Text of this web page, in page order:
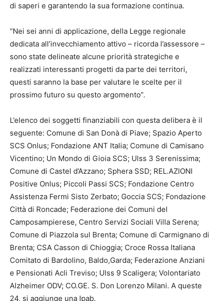
di saperi e garantendo la sua formazione continua.
“Nei sei anni di applicazione, della Legge regionale
dedicata all’invecchiamento attivo – ricorda l’assessore –
sono state delineate alcune priorità strategiche e
realizzati interessanti progetti da parte dei territori,
questi saranno la base per valutare le scelte per il
prossimo futuro su questo argomento”.
L’elenco dei soggetti finanziabili con questa delibera è il
seguente: Comune di San Donà di Piave; Spazio Aperto
SCS Onlus; Fondazione ANT Italia; Comune di Camisano
Vicentino; Un Mondo di Gioia SCS; Ulss 3 Serenissima;
Comune di Castel d’Azzano; Sphera SSD; REL.AZIONI
Positive Onlus; Piccoli Passi SCS; Fondazione Centro
Assistenza Fermi Sisto Zerbato; Goccia SCS; Fondazione
Città di Roncade; Federazione dei Comuni del
Camposampierese, Centro Servizi Sociali Villa Serena;
Comune di Piazzola sul Brenta; Comune di Carmignano di
Brenta; CSA Casson di Chioggia; Croce Rossa Italiana
Comitato di Bardolino, Baldo,Garda; Federazione Anziani
e Pensionati Acli Treviso; Ulss 9 Scaligera; Volontariato
Alzheimer ODV; CO.GE. S. Don Lorenzo Milani. A queste
24, si aggiunge una Ipab.